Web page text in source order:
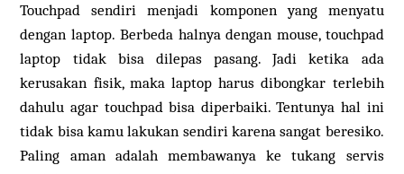
Touchpad sendiri menjadi komponen yang menyatu
dengan laptop. Berbeda halnya dengan mouse, touchpad
laptop tidak bisa dilepas pasang. Jadi ketika ada
kerusakan fisik, maka laptop harus dibongkar terlebih
dahulu agar touchpad bisa diperbaiki. Tentunya hal ini
tidak bisa kamu lakukan sendiri karena sangat beresiko.
Paling aman adalah membawanya ke tukang servis